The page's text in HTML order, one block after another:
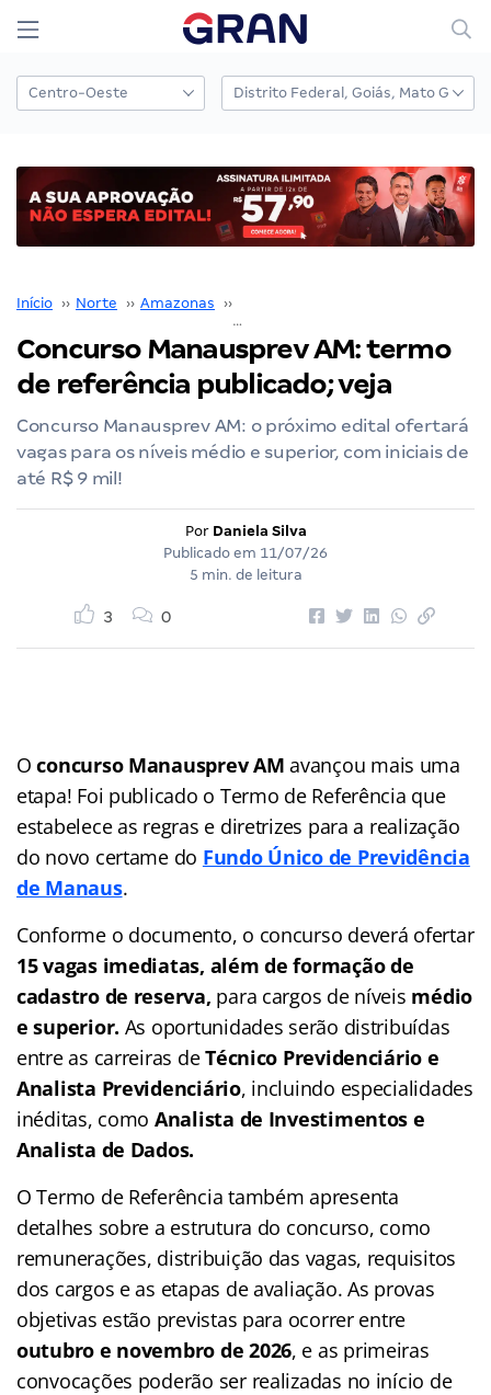
Início ›› Norte ›› Amazonas ››
Concurso Manausprev AM: termo
de referência publicado; veja
Concurso Manausprev AM: o próximo edital ofertará
vagas para os níveis médio e superior, com iniciais de
até R$ 9 mil!
Por Daniela Silva
Publicado em 11/07/26
5 min. de leitura
3 0
Oconcurso Manausprev AM avançou mais uma
etapa! Foi publicado o Termo de Referência que
estabelece as regras e diretrizes para a realização
do novo certame do Fundo Único de Previdência
de Manaus.
Conforme o documento, o concurso deverá ofertar
15 vagas imediatas, além de formação de
cadastro de reserva, para cargos de níveis médio
e superior. As oportunidades serão distribuídas
entre as carreiras deTécnico Previdenciário e
Analista Previdenciário, incluindo especialidades
inéditas, como Analista de Investimentos e
Analista de Dados.
O Termo de Referência também apresenta
detalhes sobre a estrutura do concurso, como
remunerações, distribuição das vagas, requisitos
dos cargos e as etapas de avaliação. As provas
objetivas estão previstas para ocorrer entre
outubro e novembro de 2026, e as primeiras
convocações poderão ser realizadas no início de